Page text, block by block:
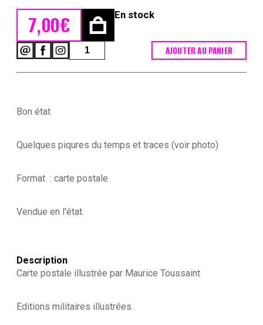
7,00€ En stock
quantité
de
Maurice
Uniforme
AJOUTER AU PANIER
Bon état
Quelques piqures du temps et traces (voir photo)
Format : carte postale
Vendue en l’état.
Description
Carte postale illustrée par Maurice Toussaint
Editions militaires illustrées.